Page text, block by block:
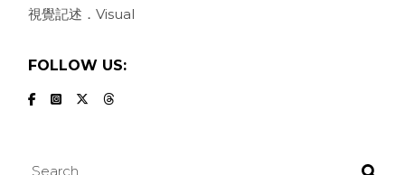
視覺記述．Visual
FOLLOW US:
Search